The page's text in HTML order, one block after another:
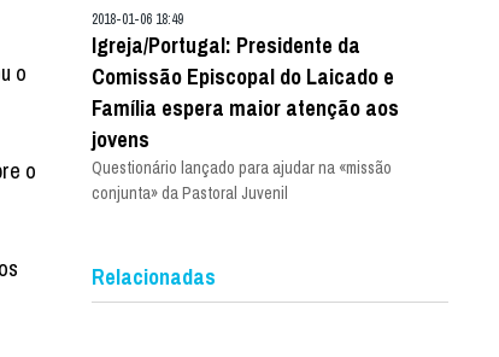
o
o
2018-01-06 18:49
Igreja/Portugal: Presidente da
Comissão Episcopal do Laicado e
Família espera maior atenção aos
jovens
Questionário lançado para ajudar na «missão
conjunta» da Pastoral Juvenil
Relacionadas